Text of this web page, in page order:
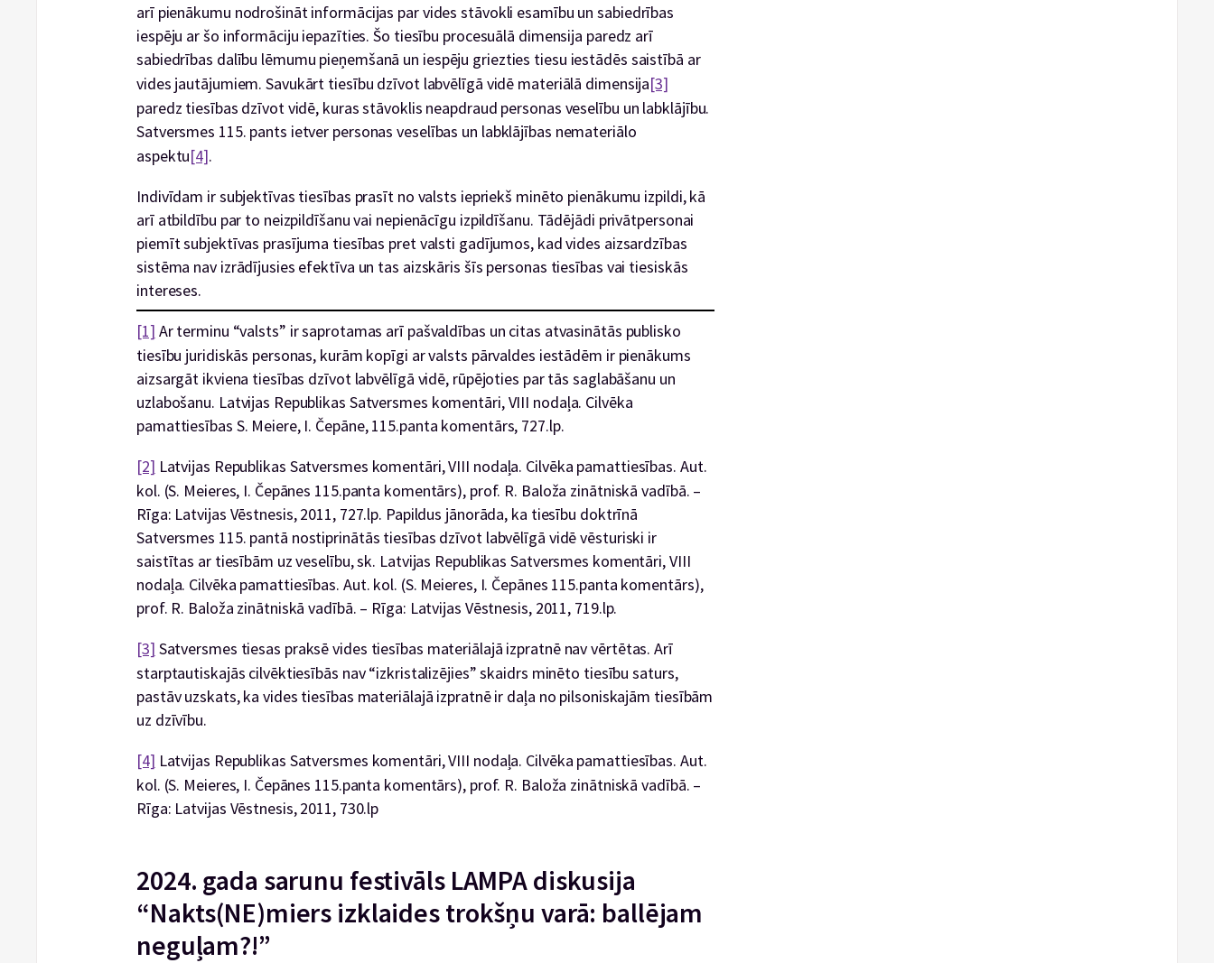
arī pienākumu nodrošināt informācijas par vides stāvokli esamību un sabiedrības
iespēju ar šo informāciju iepazīties. Šo tiesību procesuālā dimensija paredz arī
sabiedrības dalību lēmumu pieņemšanā un iespēju griezties tiesu iestādēs saistībā ar
vides jautājumiem. Savukārt tiesību dzīvot labvēlīgā vidē materiālā dimensija[3]
paredz tiesības dzīvot vidē, kuras stāvoklis neapdraud personas veselību un labklājību.
Satversmes 115. pants ietver personas veselības un labklājības nemateriālo
aspektu[4].
Indivīdam ir subjektīvas tiesības prasīt no valsts iepriekš minēto pienākumu izpildi, kā
arī atbildību par to neizpildīšanu vai nepienācīgu izpildīšanu. Tādējādi privātpersonai
piemīt subjektīvas prasījuma tiesības pret valsti gadījumos, kad vides aizsardzības
sistēma nav izrādījusies efektīva un tas aizskāris šīs personas tiesības vai tiesiskās
intereses.
[1] Ar terminu “valsts” ir saprotamas arī pašvaldības un citas atvasinātās publisko
tiesību juridiskās personas, kurām kopīgi ar valsts pārvaldes iestādēm ir pienākums
aizsargāt ikviena tiesības dzīvot labvēlīgā vidē, rūpējoties par tās saglabāšanu un
uzlabošanu. Latvijas Republikas Satversmes komentāri, VIII nodaļa. Cilvēka
pamattiesības S. Meiere, I. Čepāne, 115.panta komentārs, 727.lp.
[2] Latvijas Republikas Satversmes komentāri, VIII nodaļa. Cilvēka pamattiesības. Aut.
kol. (S. Meieres, I. Čepānes 115.panta komentārs), prof. R. Baloža zinātniskā vadībā. –
Rīga: Latvijas Vēstnesis, 2011, 727.lp. Papildus jānorāda, ka tiesību doktrīnā
Satversmes 115. pantā nostiprinātās tiesības dzīvot labvēlīgā vidē vēsturiski ir
saistītas ar tiesībām uz veselību, sk. Latvijas Republikas Satversmes komentāri, VIII
nodaļa. Cilvēka pamattiesības. Aut. kol. (S. Meieres, I. Čepānes 115.panta komentārs),
prof. R. Baloža zinātniskā vadībā. – Rīga: Latvijas Vēstnesis, 2011, 719.lp.
[3] Satversmes tiesas praksē vides tiesības materiālajā izpratnē nav vērtētas. Arī
starptautiskajās cilvēktiesībās nav “izkristalizējies” skaidrs minēto tiesību saturs,
pastāv uzskats, ka vides tiesības materiālajā izpratnē ir daļa no pilsoniskajām tiesībām
uz dzīvību.
[4] Latvijas Republikas Satversmes komentāri, VIII nodaļa. Cilvēka pamattiesības. Aut.
kol. (S. Meieres, I. Čepānes 115.panta komentārs), prof. R. Baloža zinātniskā vadībā. –
Rīga: Latvijas Vēstnesis, 2011, 730.lp
2024. gada sarunu festivāls LAMPA diskusija
“Nakts(NE)miers izklaides trokšņu varā: ballējam
neguļam?!”